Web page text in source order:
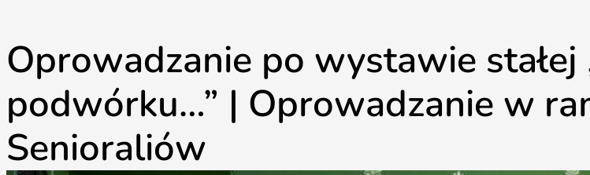
Oprowadzanie po wystawie
podwórku…” | Oprowadzanie w
Senioraliów